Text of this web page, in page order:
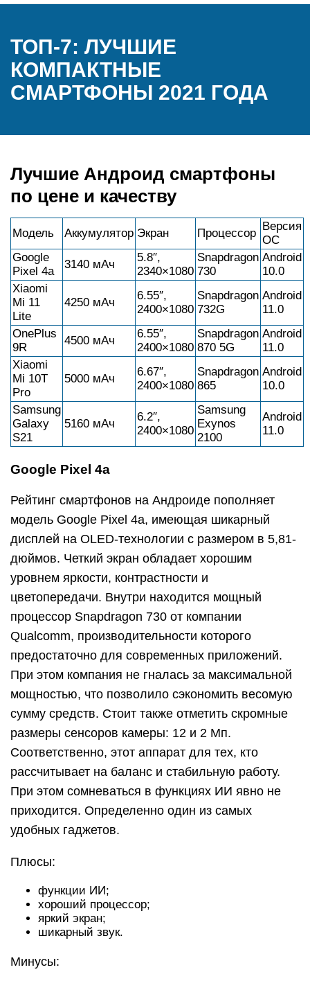
ТОП-7: ЛУЧШИЕ
КОМПАКТНЫЕ
СМАРТФОНЫ 2021 ГОДА
Лучшие Андроид смартфоны
по цене и качеству
Модель Аккумулятор Экран Процессор
Версия
ОС
Google
Pixel 4a
3140 мАч
5.8″,
2340×1080
Snapdragon
730
Android
10.0
Xiaomi
Mi 11
Lite
4250 мАч
6.55″,
2400×1080
Snapdragon
732G
Android
11.0
OnePlus
9R
4500 мАч
6.55″,
2400×1080
Snapdragon
870 5G
Android
11.0
Xiaomi
Mi 10T
Pro
5000 мАч
6.67″,
2400×1080
Snapdragon
865
Android
10.0
Samsung
Galaxy
S21
5160 мАч
6.2″,
2400×1080
Samsung
Exynos
2100
Android
11.0
Google Pixel 4a
Рейтинг смартфонов на Андроиде пополняет
модель Google Pixel 4a, имеющая шикарный
дисплей на OLED-технологии с размером в 5,81-
дюймов. Четкий экран обладает хорошим
уровнем яркости, контрастности и
цветопередачи. Внутри находится мощный
процессор Snapdragon 730 от компании
Qualcomm, производительности которого
предостаточно для современных приложений.
При этом компания не гналась за максимальной
мощностью, что позволило сэкономить весомую
сумму средств. Стоит также отметить скромные
размеры сенсоров камеры: 12 и 2 Мп.
Соответственно, этот аппарат для тех, кто
рассчитывает на баланс и стабильную работу.
При этом сомневаться в функциях ИИ явно не
приходится. Определенно один из самых
удобных гаджетов.
Плюсы:
функции ИИ;
хороший процессор;
яркий экран;
шикарный звук.
Минусы: